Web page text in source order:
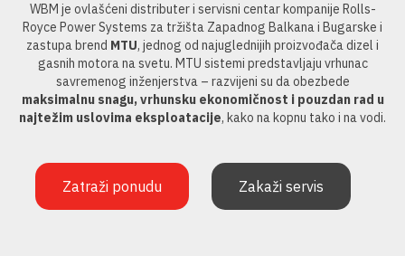
WBM je ovlašćeni distributer i servisni centar kompanije Rolls-
Royce Power Systems za tržišta Zapadnog Balkana i Bugarske i
zastupa brend MTU, jednog od najuglednijih proizvođača dizel i
gasnih motora na svetu. MTU sistemi predstavljaju vrhunac
savremenog inženjerstva – razvijeni su da obezbede
maksimalnu snagu, vrhunsku ekonomičnost i pouzdan rad u
najtežim uslovima eksploatacije, kako na kopnu tako i na vodi.
Zatraži ponudu Zakaži servis